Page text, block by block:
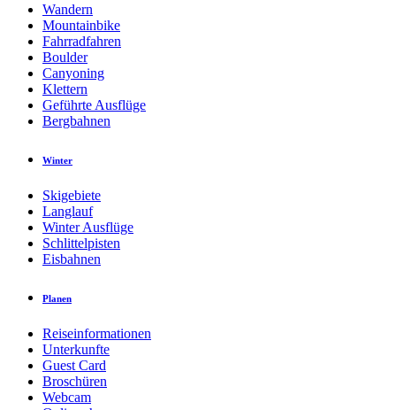
Wandern
Mountainbike
Fahrradfahren
Boulder
Canyoning
Klettern
Geführte Ausflüge
Bergbahnen
Winter
Skigebiete
Langlauf
Winter Ausflüge
Schlittelpisten
Eisbahnen
Planen
Reiseinformationen
Unterkunfte
Guest Card
Broschüren
Webcam